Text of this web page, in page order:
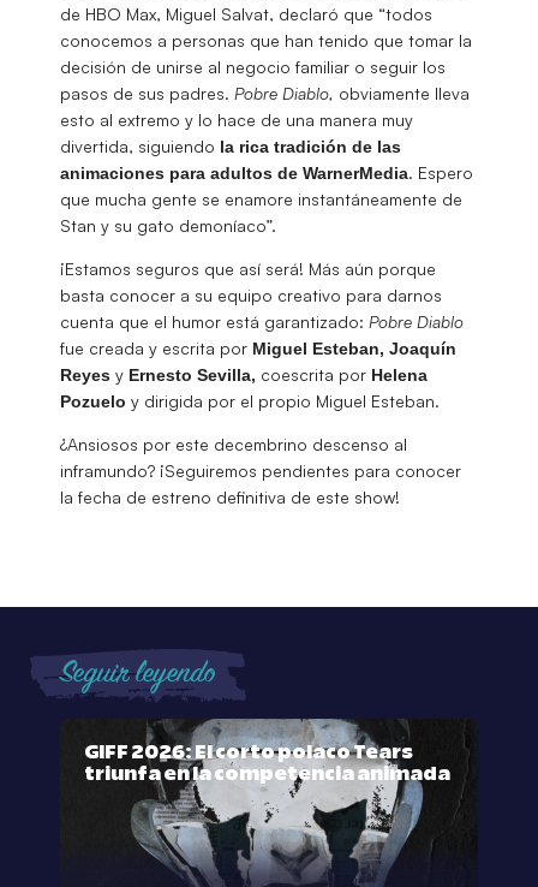
de HBO Max, Miguel Salvat, declaró que “todos
conocemos a personas que han tenido que tomar la
decisión de unirse al negocio familiar o seguir los
pasos de sus padres. Pobre Diablo, obviamente lleva
esto al extremo y lo hace de una manera muy
divertida, siguiendo la rica tradición de las
animaciones para adultos de WarnerMedia. Espero
que mucha gente se enamore instantáneamente de
Stan y su gato demoníaco”.
¡Estamos seguros que así será! Más aún porque
basta conocer a su equipo creativo para darnos
cuenta que el humor está garantizado: Pobre Diablo
fue creada y escrita por Miguel Esteban, Joaquín
Reyes y Ernesto Sevilla, coescrita por Helena
Pozuelo y dirigida por el propio Miguel Esteban.
¿Ansiosos por este decembrino descenso al
inframundo? ¡Seguiremos pendientes para conocer
la fecha de estreno definitiva de este show!
Seguir leyendo
GIFF 2026: El corto polaco Tears
triunfa en la competencia animada